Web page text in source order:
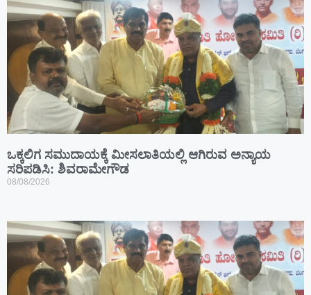
ಒಕ್ಕಲಿಗ ಸಮುದಾಯಕ್ಕೆ ಮೀಸಲಾತಿಯಲ್ಲಿ ಆಗಿರುವ ಅನ್ಯಾಯ
ಸರಿಪಡಿಸಿ: ಶಿವರಾಮೇಗೌಡ
08/08/2026